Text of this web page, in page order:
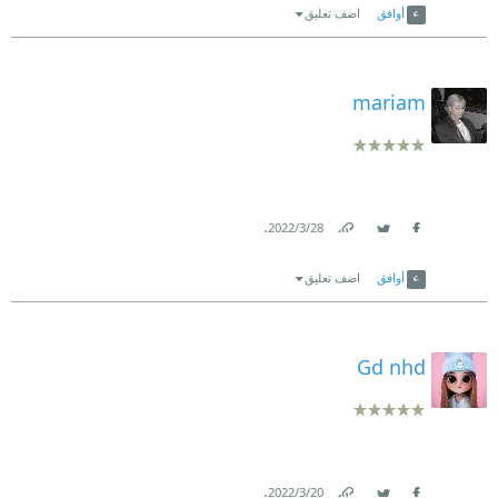
أوافق اضف تعليق
mariam
28‏/3‏/2022
.
أوافق اضف تعليق
Gd nhd
20‏/3‏/2022
.